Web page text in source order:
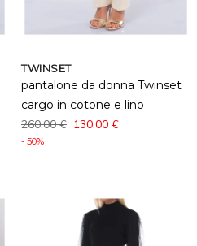
TWINSET
pantalone da donna Twinset
cargo in cotone e lino
260,00 € 130,00 €
- 50%